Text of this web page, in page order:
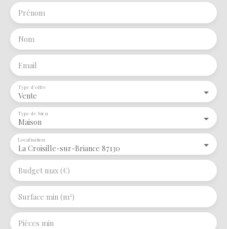
Prénom
Nom
Email
Vente
Type d'offre
Maison
Type de bien
La Croisille-sur-Briance 87130
Localisation
Budget max (€)
Surface min (m²)
Pièces min